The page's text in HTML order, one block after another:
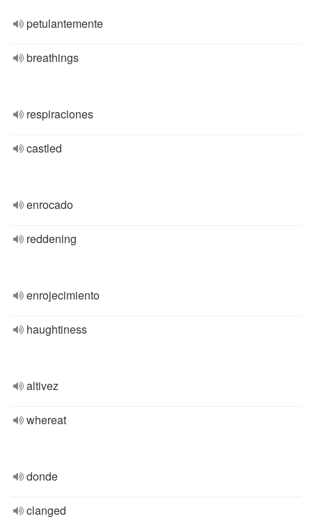
petulantemente
breathings
respiraciones
castled
enrocado
reddening
enrojecimiento
haughtiness
altivez
whereat
donde
clanged